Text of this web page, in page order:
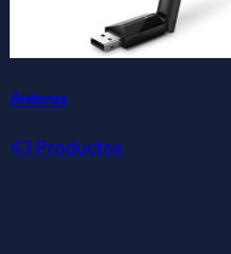
Antenas
43 Productos